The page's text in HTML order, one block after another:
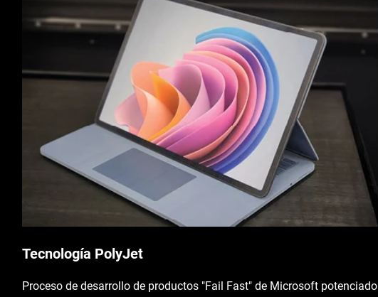
Tecnología PolyJet
Proceso de desarrollo de productos "Fail Fast" de Microsoft potenciado